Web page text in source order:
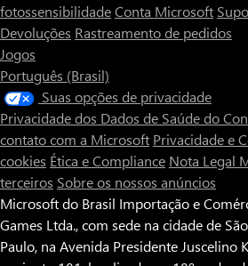
fotossensibilidadeConta Microsoft
Devoluções Rastreamento de pedidos
Jogos
Português (Brasil)
Suas opções de privacidade
Privacidade dos Dados de Saúde do
contato com a Microsoft Privacidade e
cookies Ética e Compliance Nota Legal
terceiros Sobre os nossos anúncios
Microsoft do Brasil Importação e
Games Ltda., com sede na cidade de
Paulo, na Avenida Presidente Juscelino